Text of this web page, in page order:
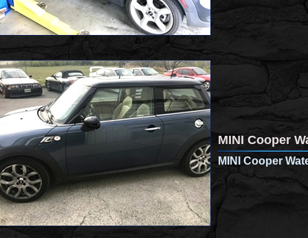
MINI Cooper
MINI Cooper